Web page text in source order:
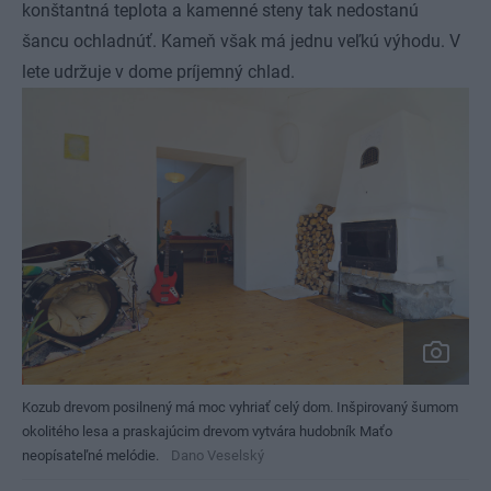
konštantná teplota a kamenné steny tak nedostanú
šancu ochladnúť. Kameň však má jednu veľkú výhodu. V
lete udržuje v dome príjemný chlad.
Kozub drevom posilnený má moc vyhriať celý dom. Inšpirovaný šumom
okolitého lesa a praskajúcim drevom vytvára hudobník Maťo
neopísateľné melódie.
Dano Veselský